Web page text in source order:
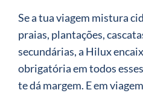
Se a tua viagem mistura
praias, plantações,
secundárias, a Hilux
obrigatória em todos
te dá margem. E em